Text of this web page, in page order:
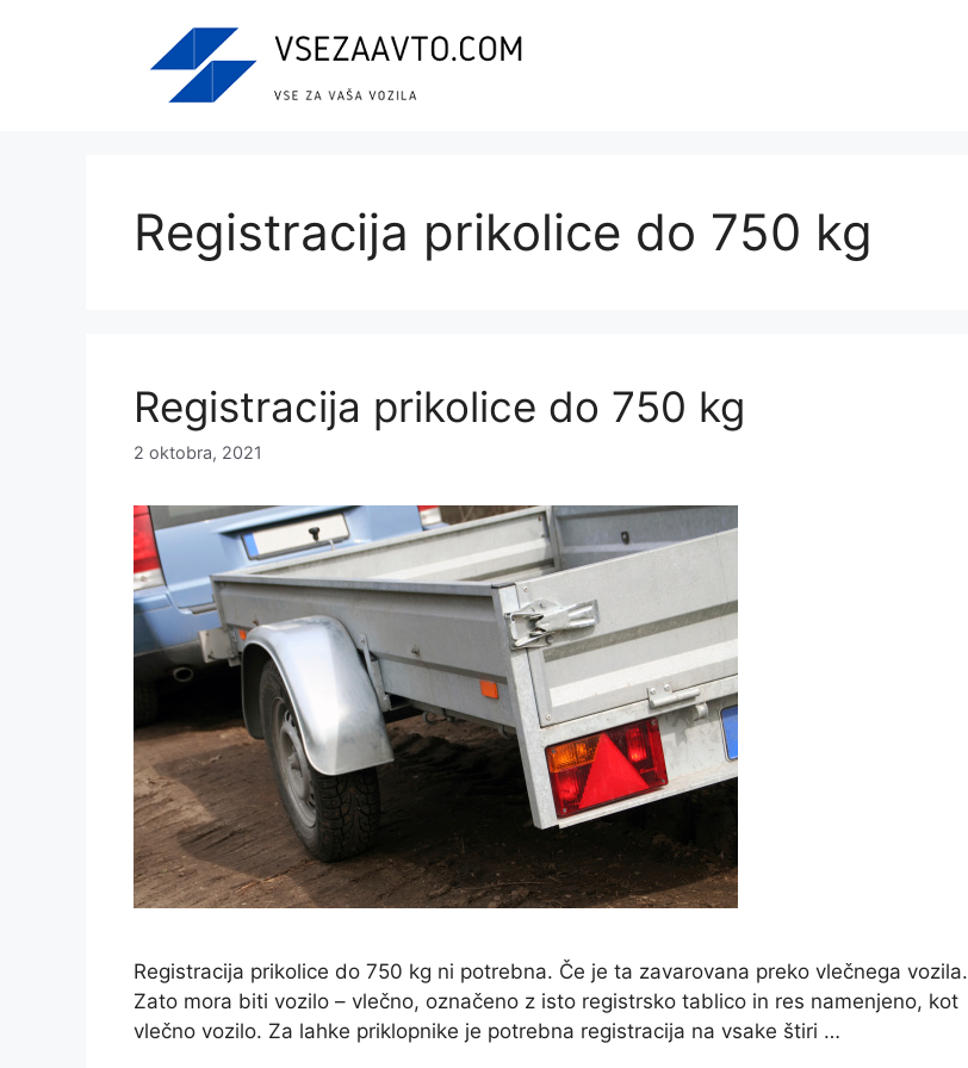
Registracija prikolice do 750 kg
Registracija prikolice do 750 kg
2 oktobra, 2021
Registracija prikolice do 750 kg ni potrebna. Če je ta zavarovana preko vlečnega vozila.
Zato mora biti vozilo – vlečno, označeno z isto registrsko tablico in res namenjeno, kot
vlečno vozilo. Za lahke priklopnike je potrebna registracija na vsake štiri …